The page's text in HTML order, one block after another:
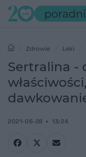
Zdrowie Leki
wskazania, dawkowanie
Sertralina -
2021-06-28 13:24